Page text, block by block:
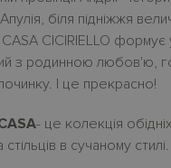
біля підніжжя
CICIRIELLO формує
з родинною любов'ю,
І це прекрасно!
- це колекція
в сучаному стилі.